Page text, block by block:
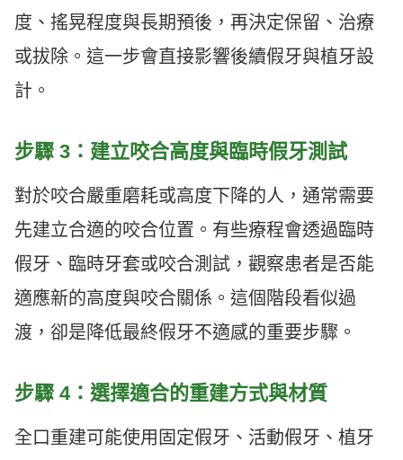
度、搖晃程度與長期預後，再決定保留、治療
或拔除。這一步會直接影響後續假牙與植牙設
計。
步驟 3：建立咬合高度與臨時假牙測試
對於咬合嚴重磨耗或高度下降的人，通常需要
先建立合適的咬合位置。有些療程會透過臨時
假牙、臨時牙套或咬合測試，觀察患者是否能
適應新的高度與咬合關係。這個階段看似過
渡，卻是降低最終假牙不適感的重要步驟。
步驟 4：選擇適合的重建方式與材質
全口重建可能使用固定假牙、活動假牙、植牙